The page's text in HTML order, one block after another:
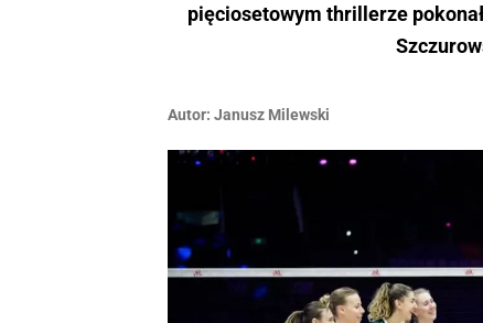
pięciosetowym thrillerze
Autor: Janusz Milewski